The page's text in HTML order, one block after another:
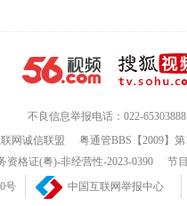
不良信息举报电话：022-65303888
网诚信联盟
粤通管BBS【2009】
资格证(粤)-非经营性-2023-0390
节
号
中国互联网举报中心